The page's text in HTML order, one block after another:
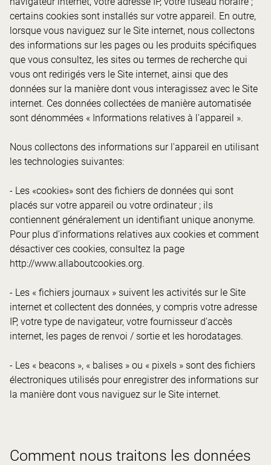
certains cookies sont installés sur votre appareil. En outre,
lorsque vous naviguez sur le Site internet, nous collectons
des informations sur les pages ou les produits spécifiques
que vous consultez, les sites ou termes de recherche qui
vous ont redirigés vers le Site internet, ainsi que des
données sur la manière dont vous interagissez avec le Site
internet. Ces données collectées de manière automatisée
sont dénommées « Informations relatives à l'appareil ».
Nous collectons des informations sur l'appareil en utilisant
les technologies suivantes:
- Les «cookies» sont des fichiers de données qui sont
placés sur votre appareil ou votre ordinateur ; ils
contiennent généralement un identifiant unique anonyme.
Pour plus d'informations relatives aux cookies et comment
désactiver ces cookies, consultez la page
http://www.allaboutcookies.org.
- Les « fichiers journaux » suivent les activités sur le Site
internet et collectent des données, y compris votre adresse
IP, votre type de navigateur, votre fournisseur d'accès
internet, les pages de renvoi / sortie et les horodatages.
- Les « beacons », « balises » ou « pixels » sont des fichiers
électroniques utilisés pour enregistrer des informations sur
la manière dont vous naviguez sur le Site internet.
Comment nous traitons les données